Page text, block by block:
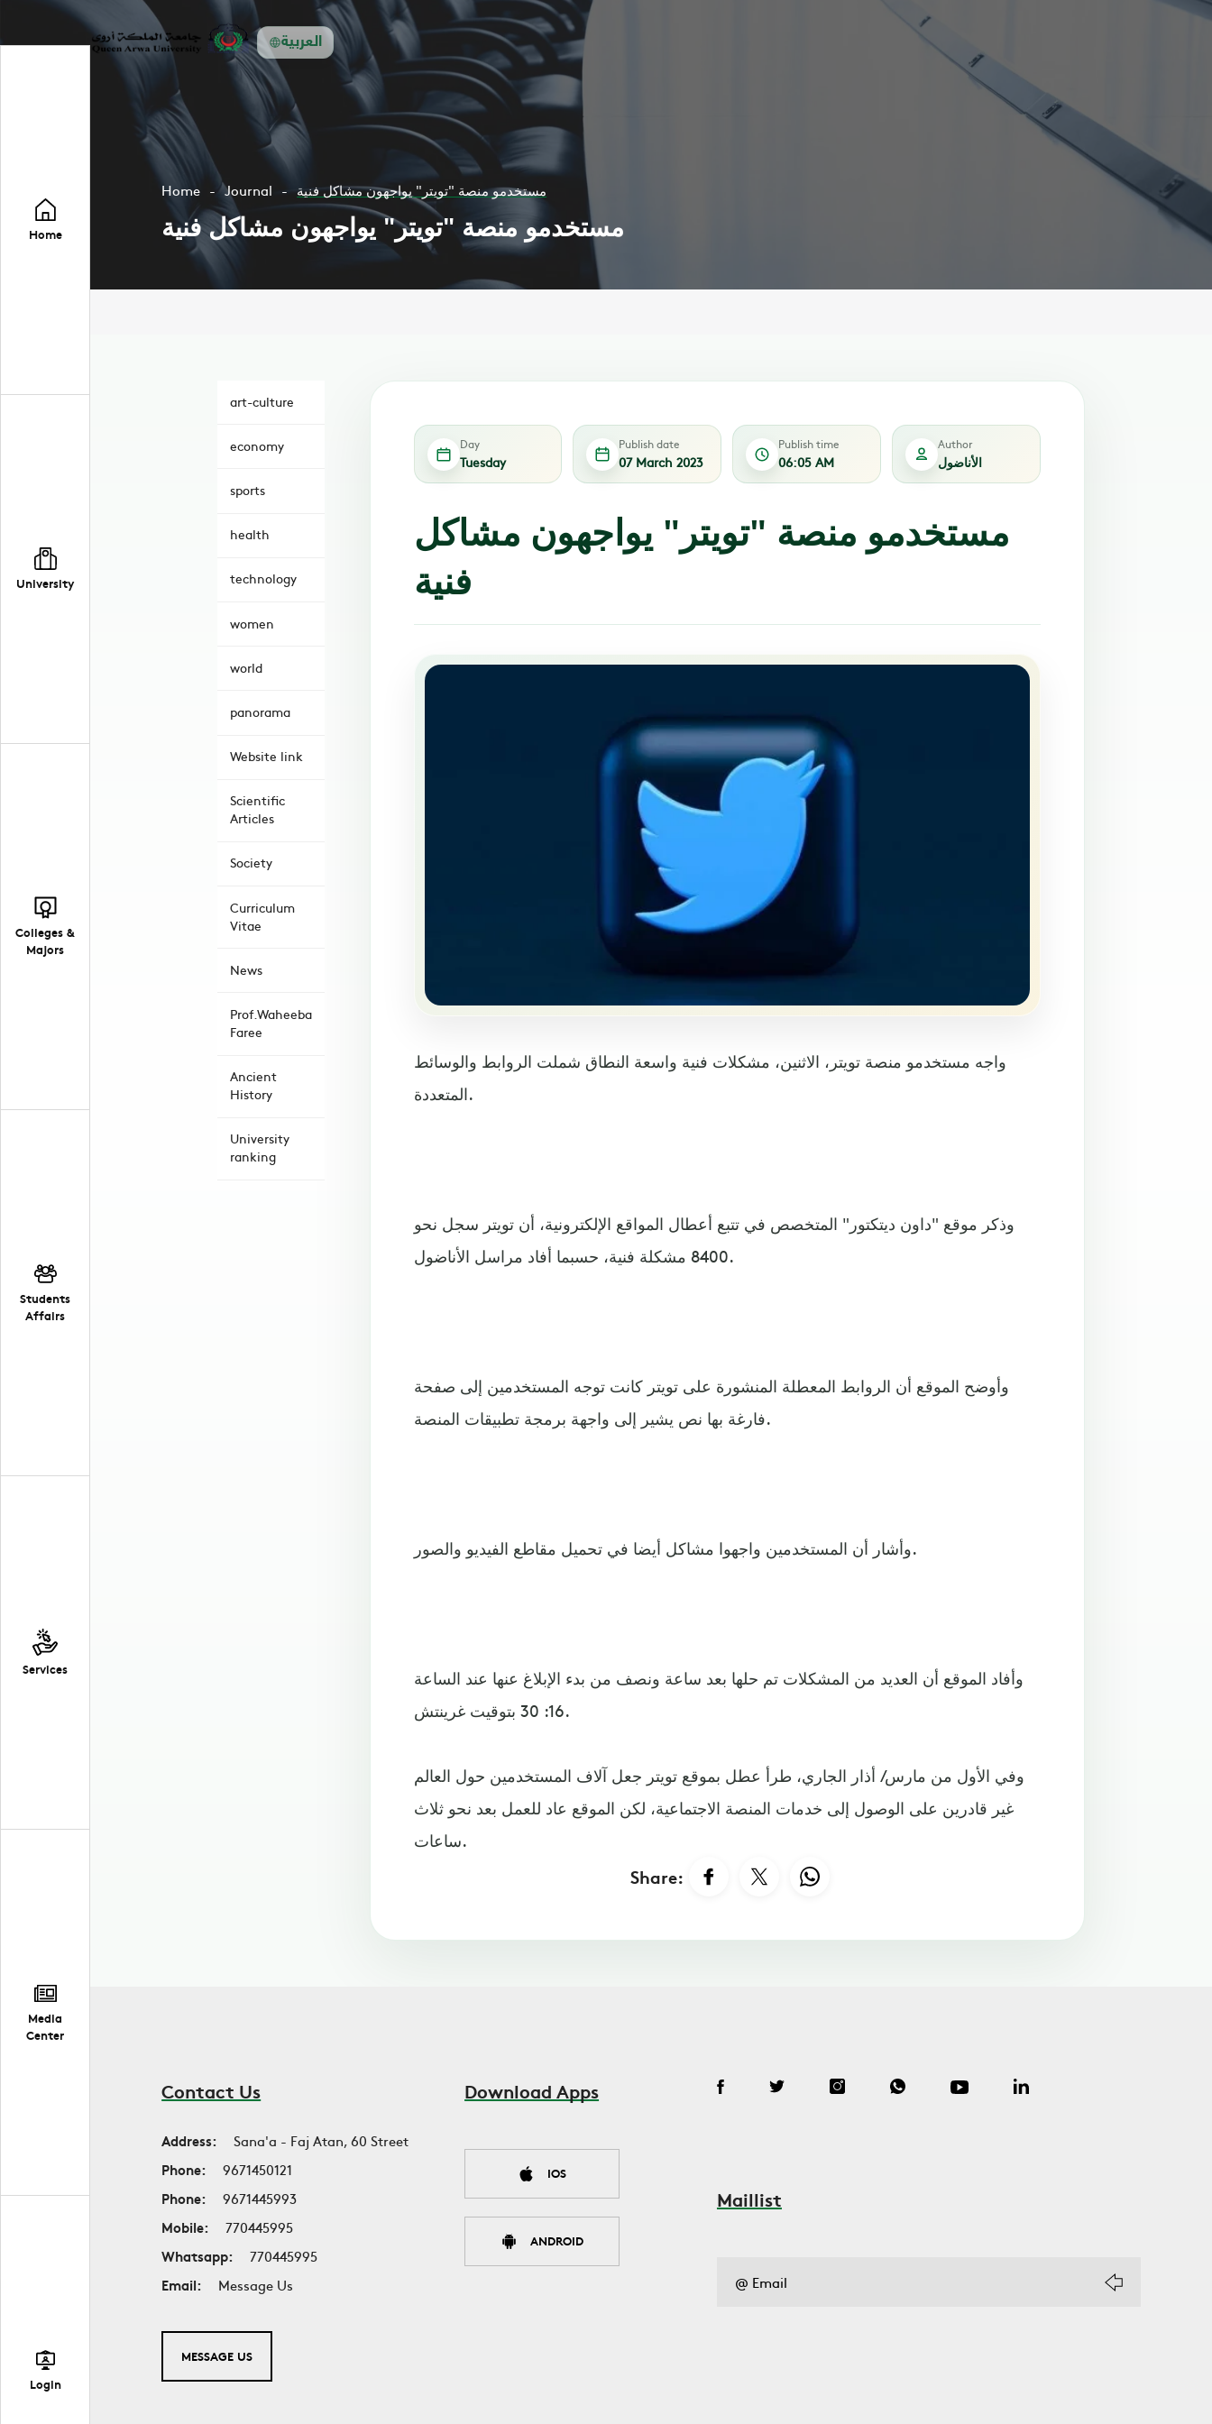
العربية
Home
University
Colleges &
Majors
Students
Affairs
Services
Media
Center
Login
Home Journal مستخدمو منصة "تويتر" يواجهون مشاكل فنية
مستخدمو منصة "تويتر" يواجهون مشاكل فنية
art-culture
economy
sports
health
technology
women
world
panorama
Website link
Scientific
Articles
Society
Curriculum
Vitae
News
Prof.Waheeba
Faree
Ancient
History
University
ranking
Day
Tuesday
Publish date
07 March 2023
Publish time
06:05 AM
Author
الأناضول
مستخدمو منصة "تويتر" يواجهون مشاكل
فنية
واجه مستخدمو منصة تويتر، الاثنين، مشكلات فنية واسعة النطاق شملت الروابط والوسائط
المتعددة.
وذكر موقع "داون ديتكتور" المتخصص في تتبع أعطال المواقع الإلكترونية، أن تويتر سجل نحو
8400 مشكلة فنية، حسبما أفاد مراسل الأناضول.
وأوضح الموقع أن الروابط المعطلة المنشورة على تويتر كانت توجه المستخدمين إلى صفحة
فارغة بها نص يشير إلى واجهة برمجة تطبيقات المنصة.
وأشار أن المستخدمين واجهوا مشاكل أيضا في تحميل مقاطع الفيديو والصور.
وأفاد الموقع أن العديد من المشكلات تم حلها بعد ساعة ونصف من بدء الإبلاغ عنها عند الساعة
16: 30 بتوقيت غرينتش.
وفي الأول من مارس/ أذار الجاري، طرأ عطل بموقع تويتر جعل آلاف المستخدمين حول العالم
غير قادرين على الوصول إلى خدمات المنصة الاجتماعية، لكن الموقع عاد للعمل بعد نحو ثلاث
ساعات.
Share:
Contact Us
Address:
Sana'a - Faj Atan, 60 Street
Phone:
9671450121
Phone:
9671445993
Mobile:
770445995
Whatsapp:
770445995
Email:
Message Us
MESSAGE US
Download Apps
IOS
ANDROID
Maillist